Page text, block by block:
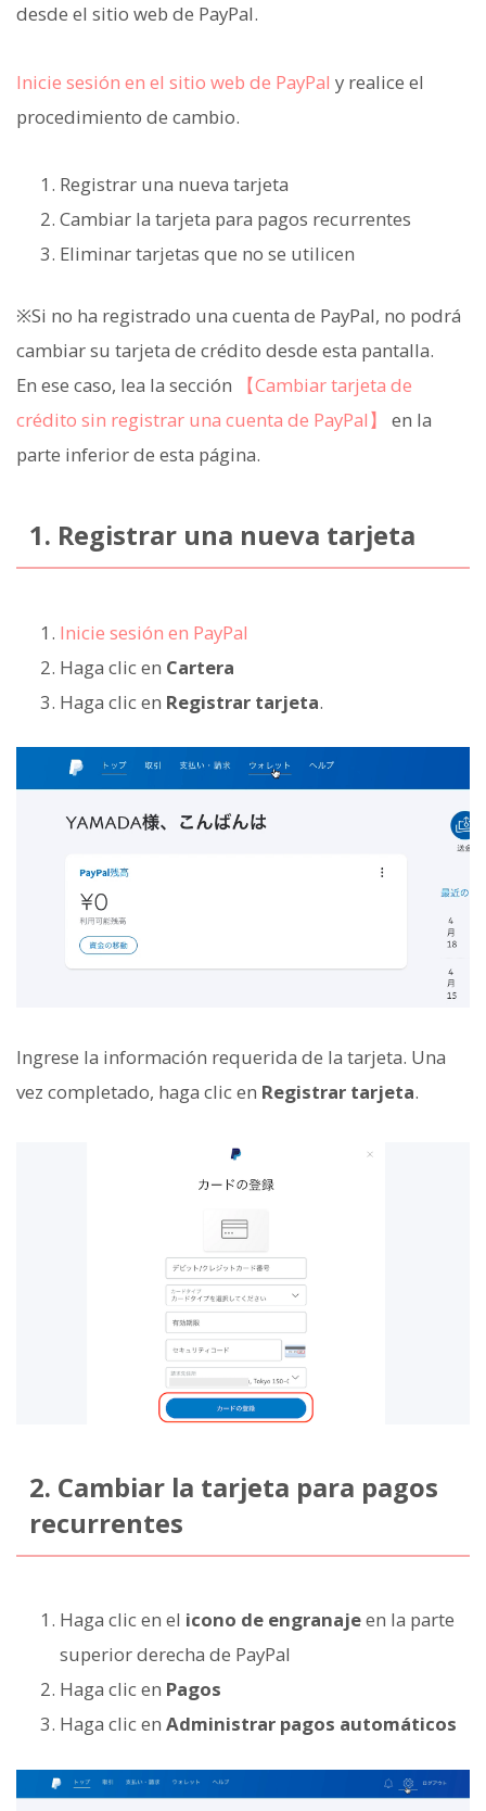
desde el sitio web de PayPal.
Inicie sesión en el sitio web de PayPal y realice el
procedimiento de cambio.
Registrar una nueva tarjeta
Cambiar la tarjeta para pagos recurrentes
Eliminar tarjetas que no se utilicen
※Si no ha registrado una cuenta de PayPal, no podrá
cambiar su tarjeta de crédito desde esta pantalla.
En ese caso, lea la sección
【Cambiar tarjeta de
crédito sin registrar una cuenta de PayPal】
en la
parte inferior de esta página.
1. Registrar una nueva tarjeta
Inicie sesión en PayPal
Haga clic en Cartera
Haga clic en Registrar tarjeta.
Ingrese la información requerida de la tarjeta. Una
vez completado, haga clic en Registrar tarjeta.
2. Cambiar la tarjeta para pagos
recurrentes
Haga clic en el icono de engranajeen la parte
superior derecha de PayPal
Haga clic en Pagos
Haga clic en Administrar pagos automáticos